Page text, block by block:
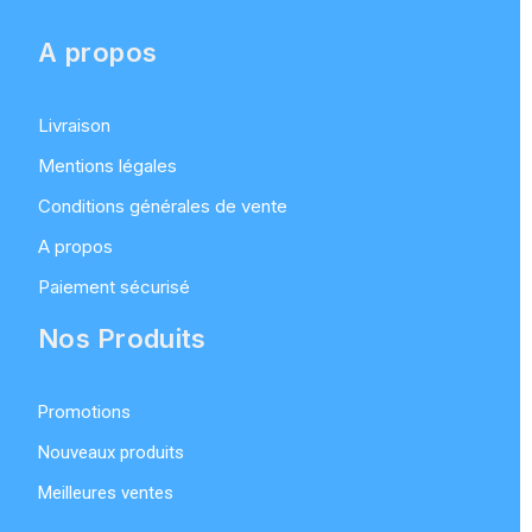
A propos
Livraison
Mentions légales
Conditions générales de vente
A propos
Paiement sécurisé
Nos Produits
Promotions
Nouveaux produits
Meilleures ventes